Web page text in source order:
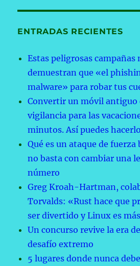
ENTRADAS RECIENTES
Estas peligrosas campañas
demuestran que «el
malware» para robar tus
Convertir un móvil antiguo
vigilancia para las
minutos. Así puedes hacerlo
Qué es un ataque de
no basta con cambiar una
número
Greg Kroah-Hartman,
Torvalds: «Rust hace que
ser divertido y Linux es
Un concurso revive la era
desafío extremo
5 lugares donde nunca